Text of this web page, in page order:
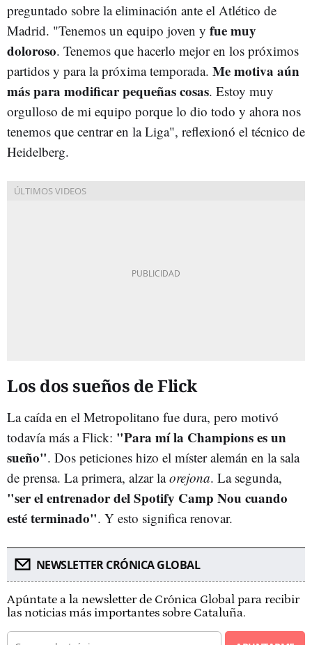
preguntado sobre la eliminación ante el Atlético de
Madrid. "Tenemos un equipo joven y fue muy
doloroso. Tenemos que hacerlo mejor en los próximos
partidos y para la próxima temporada. Me motiva aún
más para modificar pequeñas cosas. Estoy muy
orgulloso de mi equipo porque lo dio todo y ahora nos
tenemos que centrar en la Liga", reflexionó el técnico de
Heidelberg.
Los dos sueños de Flick
La caída en el Metropolitano fue dura, pero motivó
todavía más a Flick: "Para mí la Champions es un
sueño". Dos peticiones hizo el míster alemán en la sala
de prensa. La primera, alzar laorejona. La segunda,
"ser el entrenador del Spotify Camp Nou cuando
esté terminado". Y esto significa renovar.
NEWSLETTER CRÓNICA GLOBAL
Apúntate a la newsletter de Crónica Global para recibir
las noticias más importantes sobre Cataluña.